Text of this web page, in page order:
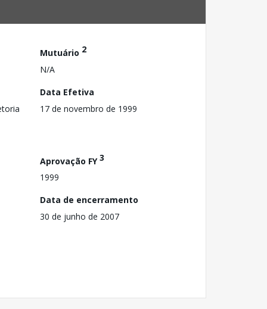
Mutuário 2
N/A
Data Efetiva
17 de novembro de 1999
Aprovação FY3
1999
Data de encerramento
30 de junho de 2007